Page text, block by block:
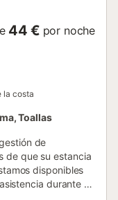
44 € por noche
la costa
Toallas
de
de que su estancia
disponibles
durante su